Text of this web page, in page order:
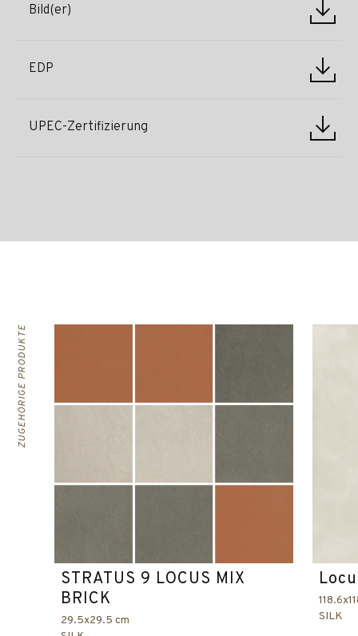
Bild(er)
EDP
UPEC-Zertifizierung
ZUGEHÖRIGE PRODUKTE
STRATUS 9 LOCUS MIX
BRICK
29.5x29.5 cm
SILK